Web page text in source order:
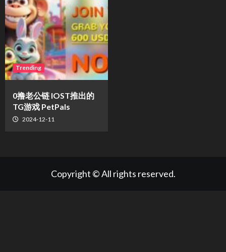
Trending
0撸老公链 IOST推出的
TG游戏 PetPals
2024-12-11
Copyright © All rights reserved.